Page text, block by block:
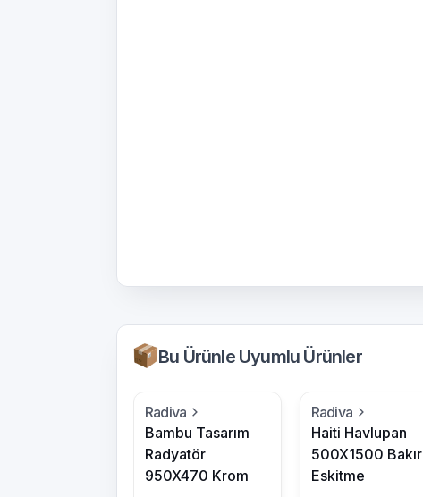
Bu Ürünle Uyumlu Ürünler
Radiva
Bambu Tasarım
Radyatör
950X470 Krom
Radiva
Haiti Havlupan
500X1500 Bakır
Eskitme